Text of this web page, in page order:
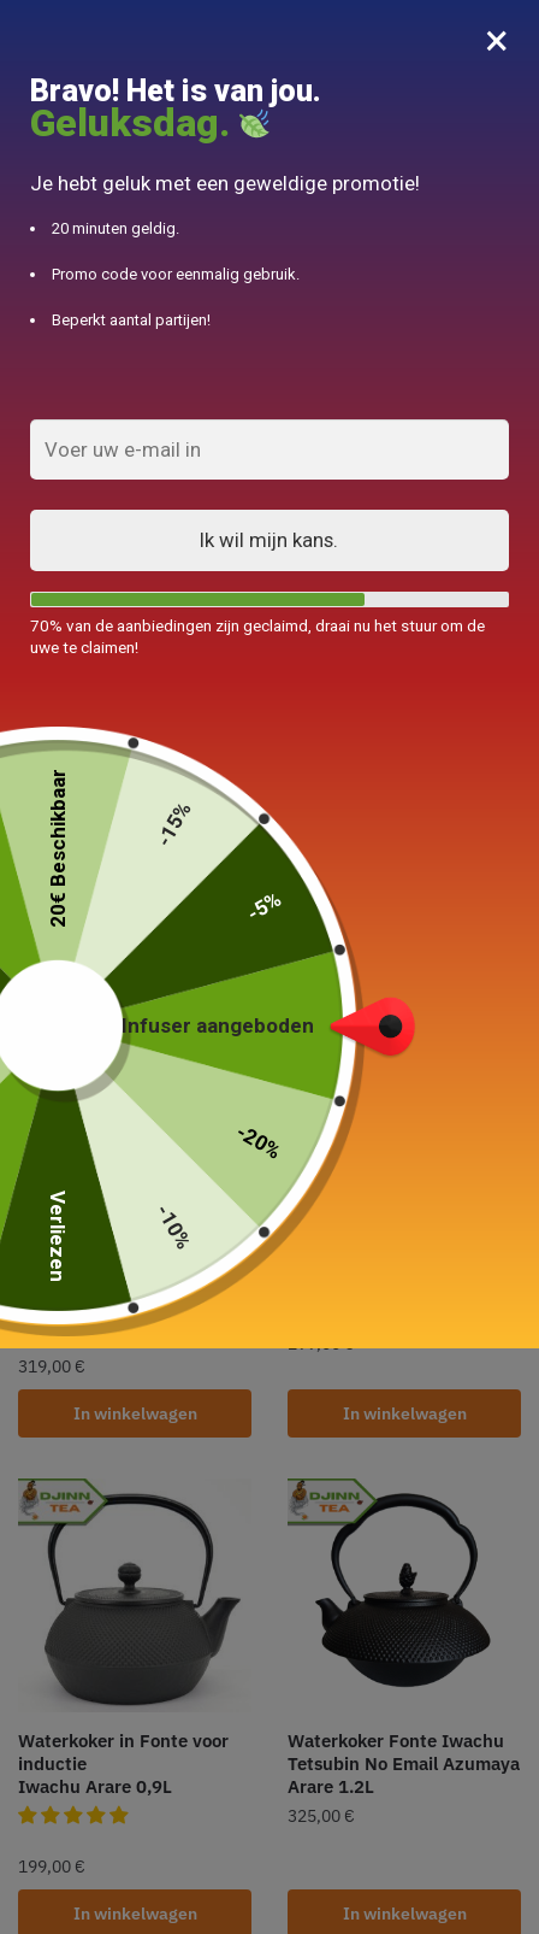
0
10% aangeboden voor 50€ aankopen met DJINN-code10
Theepot in het Japans Fonte
FILTERS TONEN
Waterkoker in Fonte
Tetsubin Iwachu 1,3L
299,00
In winkelwagen
349,00
Waterkoker in Fonte
Iwachu
Paarden 1.5L
319,00 €
In winkelwagen
Waterkoker in het Japans
In winkelwagen
Waterkoker in Fonte voor
inductie
Iwachu Arare 0,9L
199,00 €
In winkelwagen
Waterkoker Fonte Iwachu
Tetsubin No Email Azumaya
Arare 1.2L
325,00 €
In winkelwagen
×
Bravo! Het is van jou.
Geluksdag.
Je hebt geluk met een geweldige promotie!
20 minuten geldig.
Promo code voor eenmalig gebruik.
Beperkt aantal partijen!
Ik wil mijn kans.
70% van de aanbiedingen zijn geclaimd, draai nu het stuur om de
uwe te claimen!
Infuser aangeboden
-20%
-10%
Verliezen
20€ Beschikbaar -15%
-5%